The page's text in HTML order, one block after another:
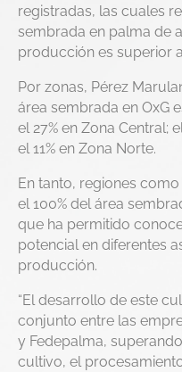
registradas, las cuales
sembrada en palma de
producción es superior
Por zonas, Pérez
área sembrada en OxG
el 27% en Zona Central;
el 11% en Zona Norte.
En tanto, regiones
el 100% del área
que ha permitido
potencial en diferentes
producción.
“El desarrollo de este
conjunto entre las
y Fedepalma,
cultivo, el